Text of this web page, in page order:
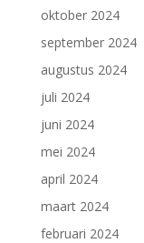
oktober 2024
september 2024
augustus 2024
juli 2024
juni 2024
mei 2024
april 2024
maart 2024
februari 2024